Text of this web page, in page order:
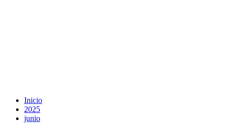
Inicio
2025
junio